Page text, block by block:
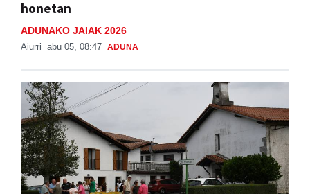
honetan
ADUNAKO JAIAK 2026
Aiurri abu 05, 08:47 ADUNA